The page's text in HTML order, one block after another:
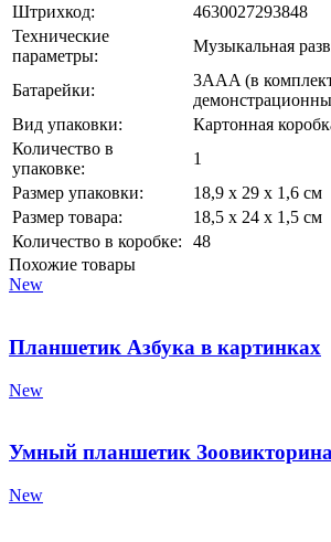
Штрихкод:
4630027293848
Технические
параметры:
Музыкальная
Батарейки:
3AAA (в
Вид упаковки:
Картонная
Количество в
упаковке:
1
Размер упаковки:
18,9 х 29 х 1,6 см
Размер товара:
18,5 х 24 х 1,5 см
Количество в коробке:
48
Похожие товары
New
Планшетик Азбука в картинках
New
Умный планшетик
New